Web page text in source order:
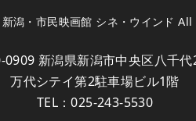
新潟・市民映画館 シネ・ウインド All
0909 新潟県新潟市中央区八千代
万代シテイ第2駐車場ビル1階
TEL：025-243-5530